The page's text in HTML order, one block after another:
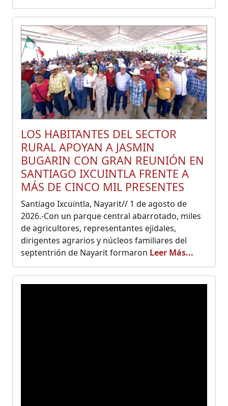
LOS HABITANTES DEL SECTOR
RURAL APOYAN A JASMIN
BUGARIN CON GRAN REUNIÓN EN
SANTIAGO IXCUINTLA FRENTE A
MÁS DE CINCO MIL PRESENTES
Santiago Ixcuintla, Nayarit// 1 de agosto de
2026.-Con un parque central abarrotado, miles
de agricultores, representantes ejidales,
dirigentes agrarios y núcleos familiares del
septentrión de Nayarit formaron Leer Más...